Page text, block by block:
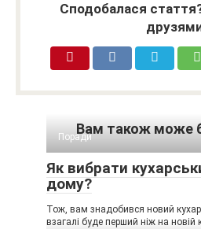
Сподобалася
Вам також може
Поради
Як вибрати
дому?
Тож, вам знадобився новий
взагалі буде перший ніж на новій